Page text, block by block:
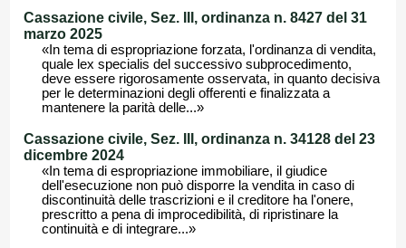
Cassazione civile, Sez. III, ordinanza n. 8427 del 31
marzo 2025
«In tema di espropriazione forzata, l'ordinanza di vendita,
quale lex specialis del successivo subprocedimento,
deve essere rigorosamente osservata, in quanto decisiva
per le determinazioni degli offerenti e finalizzata a
mantenere la parità delle...»
Cassazione civile, Sez. III, ordinanza n. 34128 del 23
dicembre 2024
«In tema di espropriazione immobiliare, il giudice
dell'esecuzione non può disporre la vendita in caso di
discontinuità delle trascrizioni e il creditore ha l'onere,
prescritto a pena di improcedibilità, di ripristinare la
continuità e di integrare...»